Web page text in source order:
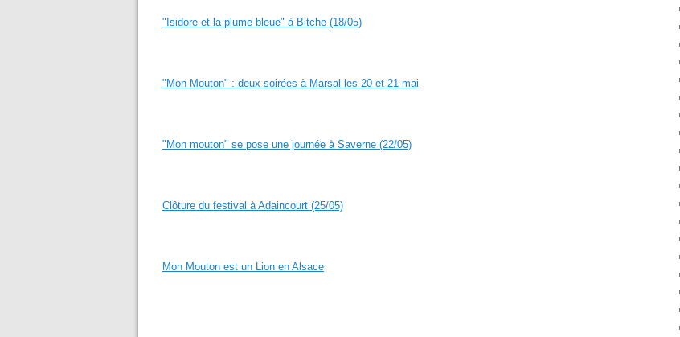
"Isidore et la plume bleue" à Bitche (18/05)
"Mon Mouton" : deux soirées à Marsal les 20 et 21 mai
"Mon mouton" se pose une journée à Saverne (22/05)
Clôture du festival à Adaincourt (25/05)
Mon Mouton est un Lion en Alsace